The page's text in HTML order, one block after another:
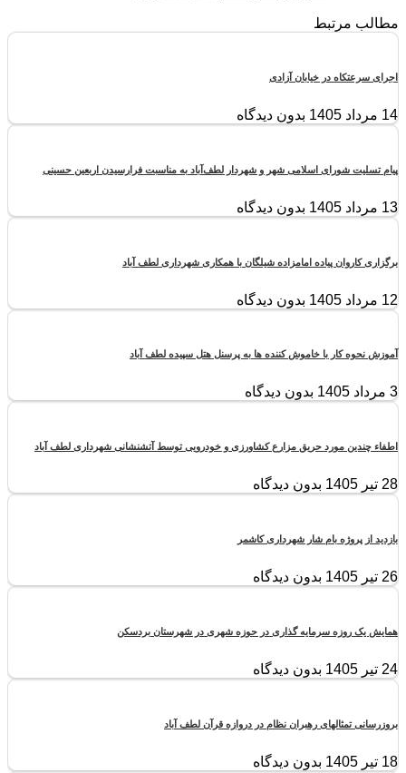
مطالب مرتبط
اجرای سرعتکاه در خیابان آزادی
14 مرداد 1405 بدون دیدگاه
پیام تسلیت شورای اسلامی شهر و شهردار لطف‌آباد به مناسبت فرارسیدن اربعین حسینی
13 مرداد 1405 بدون دیدگاه
برگزاری کاروان پیاده امامزاده شیلگان با همکاری شهرداری لطف آباد
12 مرداد 1405 بدون دیدگاه
آموزش نحوه کار با خاموش کننده ها به پرسنل هتل سپیده لطف آباد
3 مرداد 1405 بدون دیدگاه
اطفاء چندین مورد حریق مزارع کشاورزی و خودرویی توسط آتشنشانی شهرداری لطف آباد
28 تیر 1405 بدون دیدگاه
بازدید از پروژه بام شار شهرداری کاشمر
26 تیر 1405 بدون دیدگاه
همایش یک روزه سرمایه گذاری در حوزه شهری در شهرستان بردسکن
24 تیر 1405 بدون دیدگاه
بروزرسانی تمثالهای رهبران نظام در دروازه قرآن لطف آباد
18 تیر 1405 بدون دیدگاه